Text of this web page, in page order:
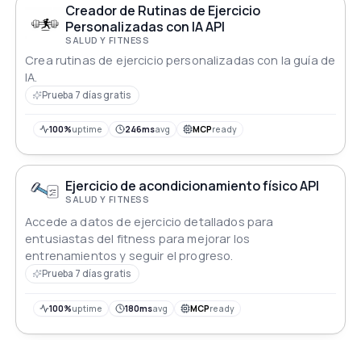
Creador de Rutinas de Ejercicio
Personalizadas con IA API
SALUD Y FITNESS
Crea rutinas de ejercicio personalizadas con la guía de
IA.
Prueba 7 días gratis
100%uptime 246msavg MCPready
Ejercicio de acondicionamiento físico API
SALUD Y FITNESS
Accede a datos de ejercicio detallados para
entusiastas del fitness para mejorar los
entrenamientos y seguir el progreso.
Prueba 7 días gratis
100%uptime 180msavg MCPready